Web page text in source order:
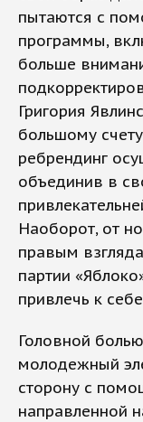
пытаются с
программы,
больше
Григория
большому
ребрендинг
объединив в
Наоборот, от
правым
партии
привлечь к
Головной
молодежный
сторону с
направленной